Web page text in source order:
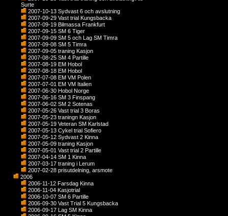
Surte
2007-10-13 Sydvast 6 och avslutning
2007-09-29 Vast trial Kungsbacka
2007-09-19 Bilmassa Frankfurt
2007-09-15 SM 6 Tiger
2007-09-09 SM 5 och Lag SM Timra
2007-09-08 SM 5 Timra
2007-09-05 traning Kasjon
2007-08-25 SM 4 Partille
2007-08-19 EM Hobol
2007-08-18 EM Hobol
2007-07-08 EM VM Polen
2007-07-01 EM VM Italien
2007-06-30 Hobol Norge
2007-06-16 SM 3 Finspang
2007-06-02 SM 2 Sotenas
2007-05-26 Vast trial 3 Boras
2007-05-23 traningn Kasjon
2007-05-19 Veteran SM Karlstad
2007-05-13 Cykel trial Sofiero
2007-05-12 Sydvast 2 Kinna
2007-05-09 traning Kasjon
2007-05-01 Vast trial 2 Partille
2007-04-14 SM 1 Kinna
2007-03-17 traning i Lerum
2007-02-28 prisutdelning, arsmote
2006
2006-11-12 Farsdag Kinna
2006-11-04 Kasjotrial
2006-10-07 SM 6 Partille
2006-09-30 Vast Trial 5 Kungsbacka
2006-09-17 Lag SM Kinna